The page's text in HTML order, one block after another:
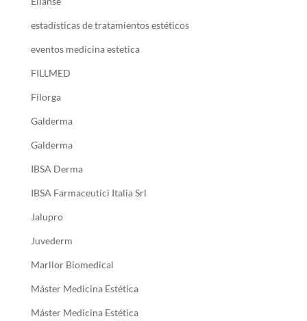
estadísticas de tratamientos estéticos
eventos medicina estetica
FILLMED
Filorga
Galderma
Galderma
IBSA Derma
IBSA Farmaceutici Italia Srl
Jalupro
Juvederm
Marllor Biomedical
Máster Medicina Estética
Máster Medicina Estética